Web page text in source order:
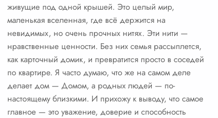
живущие под одной крышей. Это целый мир,
маленькая вселенная, где всё держится на
невидимых, но очень прочных нитях. Эти нити —
нравственные ценности. Без них семья рассыплется,
как карточный домик, и превратится просто в соседей
по квартире. Я часто думаю, что же на самом деле
делает дом — Домом, а родных людей — по-
настоящему близкими. И прихожу к выводу, что самое
главное — это уважение, доверие и способность